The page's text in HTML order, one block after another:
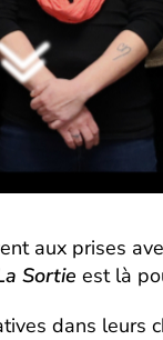
aux prises
Sortie est là
dans leurs